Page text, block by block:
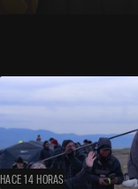
HACE 14 HORAS